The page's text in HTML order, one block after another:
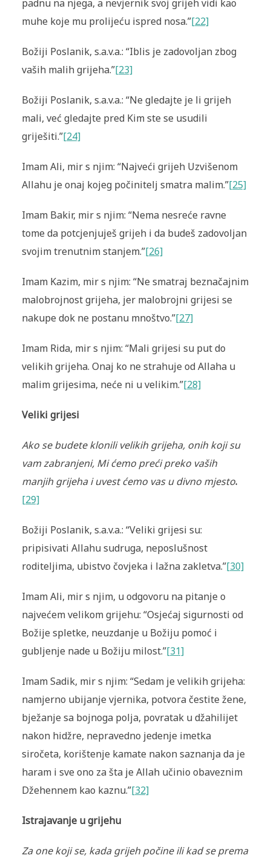
padnu na njega, a nevjernik svoj grijeh vidi kao
muhe koje mu prolijeću ispred nosa.”[22]
Božiji Poslanik, s.a.v.a.: “Iblis je zadovoljan zbog
vaših malih grijeha.”[23]
Božiji Poslanik, s.a.v.a.: “Ne gledajte je li grijeh
mali, već gledajte pred Kim ste se usudili
griješiti.”[24]
Imam Ali, mir s njim: “Najveći grijeh Uzvišenom
Allahu je onaj kojeg počinitelj smatra malim.”[25]
Imam Bakir, mir s njim: “Nema nesreće ravne
tome da potcjenjuješ grijeh i da budeš zadovoljan
svojim trenutnim stanjem.”[26]
Imam Kazim, mir s njim: “Ne smatraj beznačajnim
malobrojnost grijeha, jer malobrojni grijesi se
nakupe dok ne postanu mnoštvo.”[27]
Imam Rida, mir s njim: “Mali grijesi su put do
velikih grijeha. Onaj ko ne strahuje od Allaha u
malim grijesima, neće ni u velikim.”[28]
Veliki grijesi
Ako se budete klonili velikih grijeha, onih koji su
vam zabranjeni, Mi ćemo preći preko vaših
manjih grijeha i uvest ćemo vas u divno mjesto.
[29]
Božiji Poslanik, s.a.v.a.: “Veliki grijesi su:
pripisivati Allahu sudruga, neposlušnost
roditeljima, ubistvo čovjeka i lažna zakletva.”[30]
Imam Ali, mir s njim, u odgovoru na pitanje o
najvećem velikom grijehu: “Osjećaj sigurnosti od
Božije spletke, neuzdanje u Božiju pomoć i
gubljenje nade u Božiju milost.”[31]
Imam Sadik, mir s njim: “Sedam je velikih grijeha:
namjerno ubijanje vjernika, potvora čestite žene,
bježanje sa bojnoga polja, povratak u džahilijet
nakon hidžre, nepravedno jedenje imetka
siročeta, korištenje kamate nakon saznanja da je
haram i sve ono za šta je Allah učinio obaveznim
Džehennem kao kaznu.”[32]
Istrajavanje u grijehu
Za one koji se, kada grijeh počine ili kad se prema